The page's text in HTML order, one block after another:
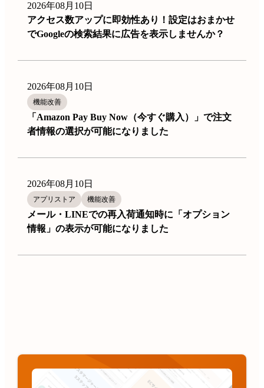
2026年08月10日
アクセス数アップに即効性あり！設定はおまかせ
でGoogleの検索結果に広告を表示しませんか？
2026年08月10日
機能改善
「Amazon Pay Buy Now（今すぐ購入）」で注文
者情報の選択が可能になりました
2026年08月10日
アプリストア 機能改善
メール・LINEでの再入荷通知時に「オプション
情報」の表示が可能になりました